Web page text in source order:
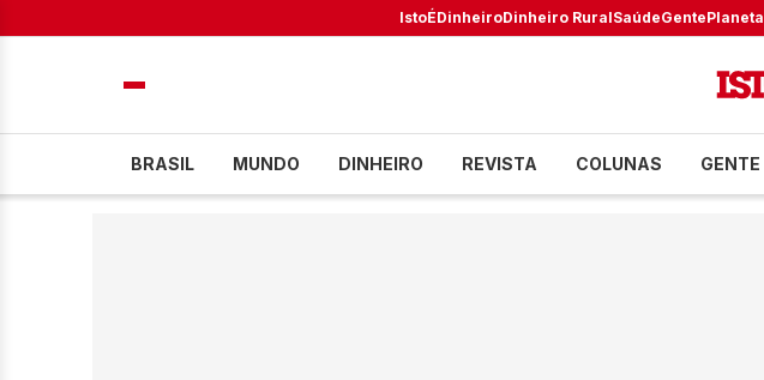
IstoÉDinheiroDinheiro RuralSaúdeGentePlaneta
BRASIL MUNDO DINHEIRO REVISTA COLUNAS GENTE